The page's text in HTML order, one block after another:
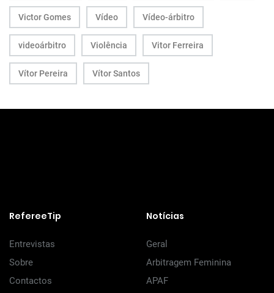
Victor Gomes Vídeo Vídeo-árbitro
videoárbitro Violência Vitor Ferreira
Vítor Pereira Vítor Santos
RefereeTip
Entrevistas
Sobre
Contactos
Notícias
Geral
Arbitragem Feminina
APAF